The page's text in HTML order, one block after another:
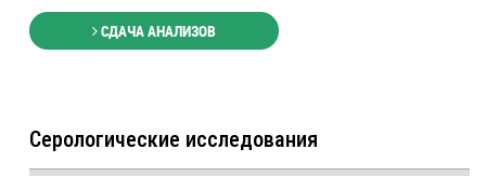
СДАЧА АНАЛИЗОВ
Серологические исследования